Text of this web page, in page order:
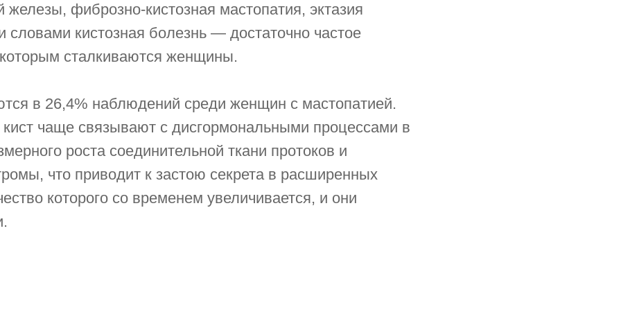
железы, фиброзно-кистозная мастопатия, эктазия
словами кистозная болезнь — достаточно частое
сталкиваются женщины.
в 26,4% наблюдений среди женщин с мастопатией.
чаще связывают с дисгормональными процессами в
роста соединительной ткани протоков и
что приводит к застою секрета в расширенных
которого со временем увеличивается, и они